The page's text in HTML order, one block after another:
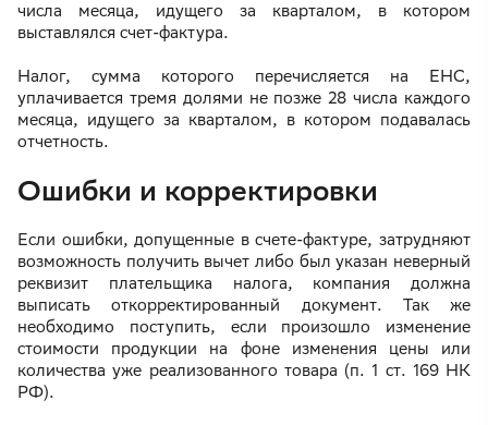
числа месяца, идущего за кварталом, в котором
выставлялся счет-фактура.
Налог, сумма которого перечисляется на ЕНС,
уплачивается тремя долями не позже 28 числа каждого
месяца, идущего за кварталом, в котором подавалась
отчетность.
Ошибки и корректировки
Если ошибки, допущенные в счете-фактуре, затрудняют
возможность получить вычет либо был указан неверный
реквизит плательщика налога, компания должна
выписать откорректированный документ. Так же
необходимо поступить, если произошло изменение
стоимости продукции на фоне изменения цены или
количества уже реализованного товара (п. 1 ст. 169 НК
РФ).